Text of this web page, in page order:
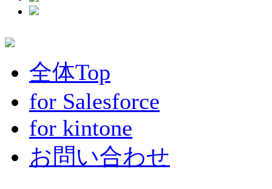
全体Top
for Salesforce
for kintone
お問い合わせ